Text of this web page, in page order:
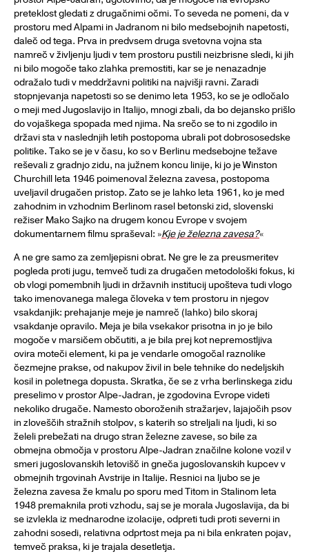
preteklost gledati z drugačnimi očmi. To seveda ne pomeni, da v
prostoru med Alpami in Jadranom ni bilo medsebojnih napetosti,
daleč od tega. Prva in predvsem druga svetovna vojna sta
namreč v življenju ljudi v tem prostoru pustili neizbrisne sledi, ki jih
ni bilo mogoče tako zlahka premostiti, kar se je nenazadnje
odražalo tudi v meddržavni politiki na najvišji ravni. Zaradi
stopnjevanja napetosti so se denimo leta 1953, ko se je odločalo
o meji med Jugoslavijo in Italijo, mnogi zbali, da bo dejansko prišlo
do vojaškega spopada med njima. Na srečo se to ni zgodilo in
državi sta v naslednjih letih postopoma ubrali pot dobrososedske
politike. Tako se je v času, ko so v Berlinu medsebojne težave
reševali z gradnjo zidu, na južnem koncu linije, ki jo je Winston
Churchill leta 1946 poimenoval železna zavesa, postopoma
uveljavil drugačen pristop. Zato se je lahko leta 1961, ko je med
zahodnim in vzhodnim Berlinom rasel betonski zid, slovenski
režiser Mako Sajko na drugem koncu Evrope v svojem
dokumentarnem filmu spraševal: »Kje je železna zavesa?«
A ne gre samo za zemljepisni obrat. Ne gre le za preusmeritev
pogleda proti jugu, temveč tudi za drugačen metodološki fokus, ki
ob vlogi pomembnih ljudi in državnih institucij upošteva tudi vlogo
tako imenovanega malega človeka v tem prostoru in njegov
vsakdanjik: prehajanje meje je namreč (lahko) bilo skoraj
vsakdanje opravilo. Meja je bila vsekakor prisotna in jo je bilo
mogoče v marsičem občutiti, a je bila prej kot nepremostljiva
ovira moteči element, ki pa je vendarle omogočal raznolike
čezmejne prakse, od nakupov živil in bele tehnike do nedeljskih
kosil in poletnega dopusta. Skratka, če se z vrha berlinskega zidu
preselimo v prostor Alpe-Jadran, je zgodovina Evrope videti
nekoliko drugače. Namesto oboroženih stražarjev, lajajočih psov
in zloveščih stražnih stolpov, s katerih so streljali na ljudi, ki so
želeli prebežati na drugo stran železne zavese, so bile za
obmejna območja v prostoru Alpe-Jadran značilne kolone vozil v
smeri jugoslovanskih letovišč in gneča jugoslovanskih kupcev v
obmejnih trgovinah Avstrije in Italije. Resnici na ljubo se je
železna zavesa že kmalu po sporu med Titom in Stalinom leta
1948 premaknila proti vzhodu, saj se je morala Jugoslavija, da bi
se izvlekla iz mednarodne izolacije, odpreti tudi proti severni in
zahodni sosedi, relativna odprtost meja pa ni bila enkraten pojav,
temveč praksa, ki je trajala desetletja.